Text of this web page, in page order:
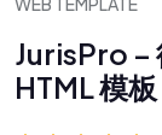
JurisPro –
HTML 模板